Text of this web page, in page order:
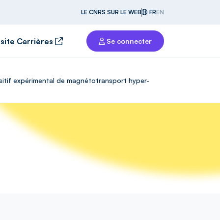
LE CNRS SUR LE WEB FREN
Carrières Se connecter
expérimental de magnétotransport hyper-